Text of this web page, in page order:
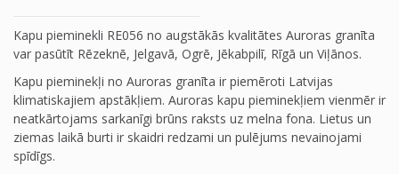
Kapu pieminekli RE056 no augstākās kvalitātes Auroras granīta
var pasūtīt Rēzeknē, Jelgavā, Ogrē, Jēkabpilī, Rīgā un Viļānos.
Kapu pieminekļi no Auroras granīta ir piemēroti Latvijas
klimatiskajiem apstākļiem. Auroras kapu pieminekļiem vienmēr ir
neatkārtojams sarkanīgi brūns raksts uz melna fona. Lietus un
ziemas laikā burti ir skaidri redzami un pulējums nevainojami
spīdīgs.